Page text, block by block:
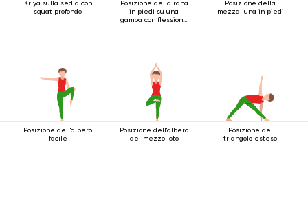
Kriya sulla sedia con
squat profondo
Posizione della rana
in piedi su una
gamba con flessione
Posizione della
mezza luna in piedi
Posizione dell'albero
facile
Posizione dell'albero
del mezzo loto
Posizione del
triangolo esteso